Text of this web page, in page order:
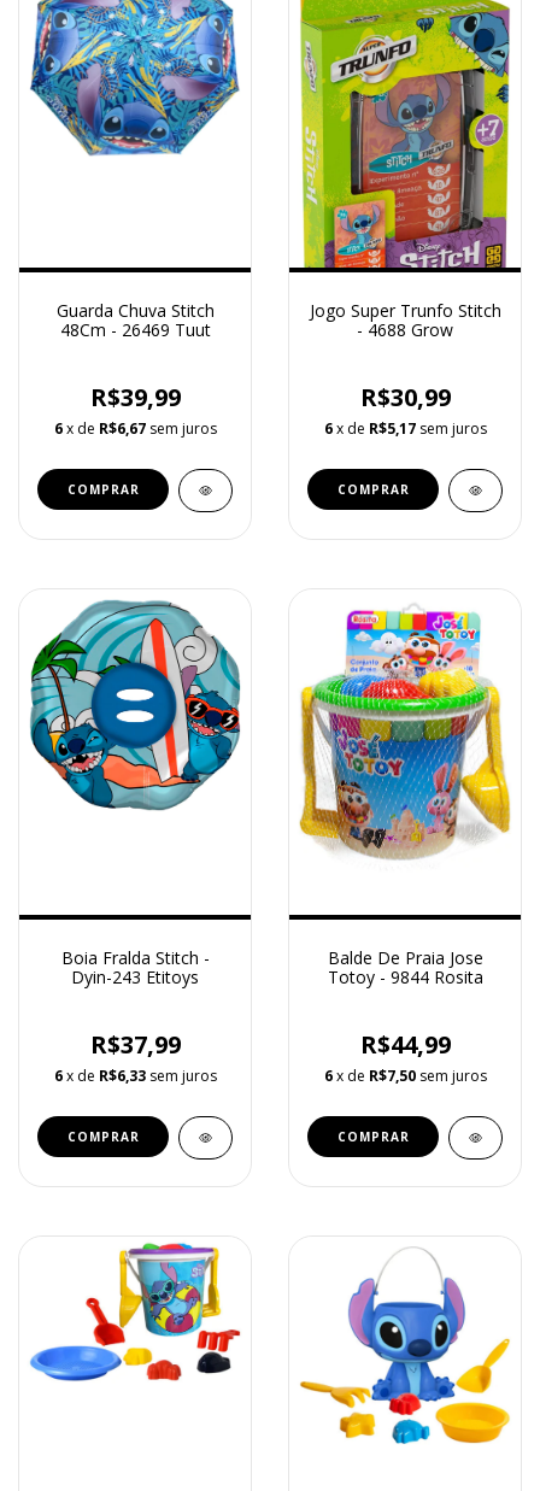
Guarda Chuva Stitch
48Cm - 26469 Tuut
R$39,99
6 x de R$6,67 sem juros
Jogo Super Trunfo Stitch
- 4688 Grow
R$30,99
6 x de R$5,17 sem juros
Boia Fralda Stitch -
Dyin-243 Etitoys
R$37,99
6 x de R$6,33 sem juros
Balde De Praia Jose
Totoy - 9844 Rosita
R$44,99
6 x de R$7,50 sem juros